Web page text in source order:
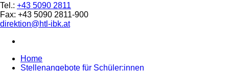
Tel.: +43 5090 2811
Fax: +43 5090 2811-900
direktion@htl-ibk.at
Home
Stellenangebote für Schüler:innen